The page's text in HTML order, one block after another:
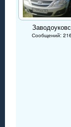
Сообщений: